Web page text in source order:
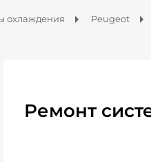
охлаждения Peugeot
Ремонт